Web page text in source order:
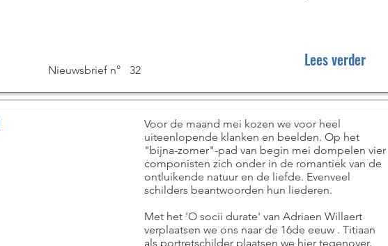
Nieuwsbrief n° 32
Lees verder
Voor de maand mei kozen we voor heel
uiteenlopende klanken en beelden. Op het
"bijna-zomer"-pad van begin mei dompelen vier
componisten zich onder in de romantiek van de
ontluikende natuur en de liefde. Evenveel
schilders beantwoorden hun liederen.
Met het 'O socii durate' van Adriaen Willaert
verplaatsen we ons naar de 16de eeuw . Titiaan
als portretschilder plaatsen we hier tegenover.